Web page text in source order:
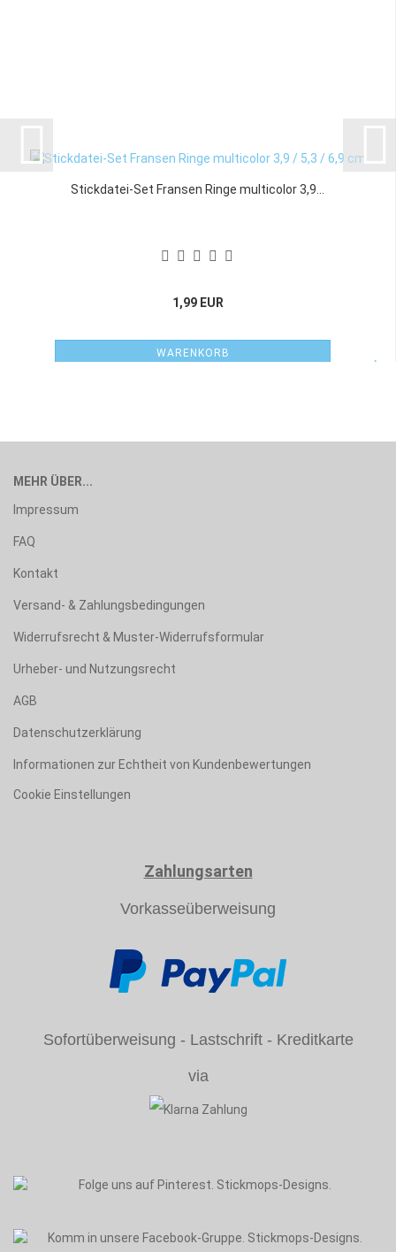
Stickdatei-Set Fransen Ringe multicolor 3,9...
1,99 EUR
WARENKORB
MEHR ÜBER...
Impressum
FAQ
Kontakt
Versand- & Zahlungsbedingungen
Widerrufsrecht & Muster-Widerrufsformular
Urheber- und Nutzungsrecht
AGB
Datenschutzerklärung
Informationen zur Echtheit von Kundenbewertungen
Cookie Einstellungen
Zahlungsarten
Vorkasseüberweisung
Sofortüberweisung - Lastschrift - Kreditkarte
via